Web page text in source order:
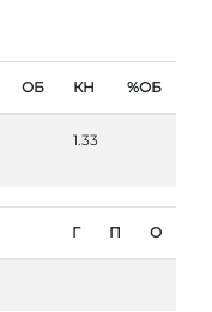
ОБ КН %ОБ
1.33
Г П О